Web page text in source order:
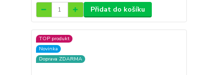
Přidat do košíku
TOP produkt
Novinka
Doprava ZDARMA